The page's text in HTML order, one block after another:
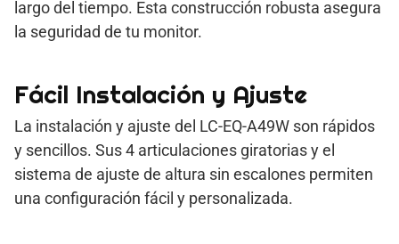
largo del tiempo. Esta construcción robusta asegura
la seguridad de tu monitor.
Fácil Instalación y Ajuste
La instalación y ajuste del LC-EQ-A49W son rápidos
y sencillos. Sus 4 articulaciones giratorias y el
sistema de ajuste de altura sin escalones permiten
una configuración fácil y personalizada.